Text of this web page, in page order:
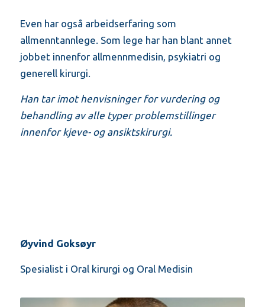
Even har også arbeidserfaring som
allmenntannlege. Som lege har han blant annet
jobbet innenfor allmennmedisin, psykiatri og
generell kirurgi.
Han tar imot henvisninger for vurdering og
behandling av alle typer problemstillinger
innenfor kjeve- og ansiktskirurgi.
Øyvind Goksøyr
Spesialist i Oral kirurgi og Oral Medisin